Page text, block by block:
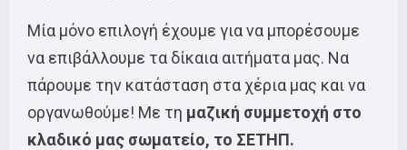
Μία μόνο επιλογή έχουμε για να μπορέσουμε
να επιβάλλουμε τα δίκαια αιτήματα μας. Να
πάρουμε την κατάσταση στα χέρια μας και να
οργανωθούμε! Με τη μαζική συμμετοχή στο
κλαδικό μας σωματείο, το ΣΕΤΗΠ.